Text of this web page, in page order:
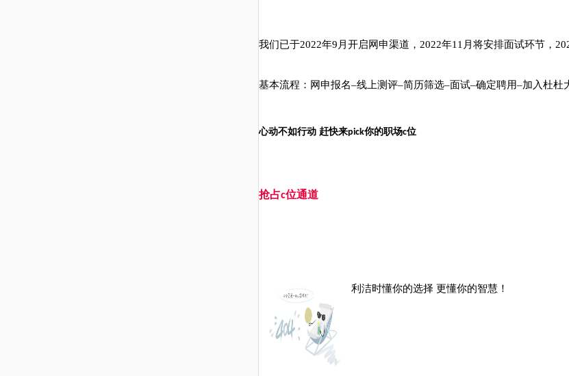
我们已于2022年9 月 开启网申渠道， 2022年1 1月将安排面试环节， 20
基本流程 ：网申报名–线上测评–简历筛选–面试–确定聘用–加入杜杜
心动不如行动 赶快来pick你的职场c位
抢占c位通道
利洁时懂你的选择 更懂你的智慧！